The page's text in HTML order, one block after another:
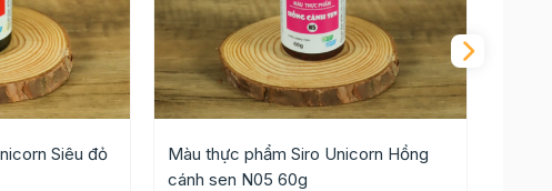
Siêu đỏ
Màu thực phẩm Siro Unicorn Hồng
cánh sen N05 60g